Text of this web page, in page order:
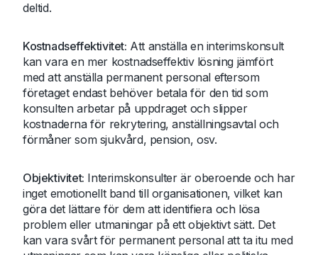
deltid.
Kostnadseffektivitet: Att anställa en interimskonsult
kan vara en mer kostnadseffektiv lösning jämfört
med att anställa permanent personal eftersom
företaget endast behöver betala för den tid som
konsulten arbetar på uppdraget och slipper
kostnaderna för rekrytering, anställningsavtal och
förmåner som sjukvård, pension, osv.
Objektivitet: Interimskonsulter är oberoende och har
inget emotionellt band till organisationen, vilket kan
göra det lättare för dem att identifiera och lösa
problem eller utmaningar på ett objektivt sätt. Det
kan vara svårt för permanent personal att ta itu med